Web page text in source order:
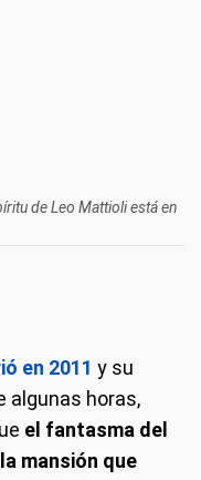
de Leo Mattioli está en
en 2011 y su
algunas horas,
el fantasma del
mansión que